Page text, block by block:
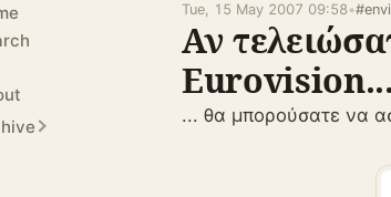
Tue, 15 May 2007 09:58•
Αν
Eurovision...
... θα μπορούσατε να